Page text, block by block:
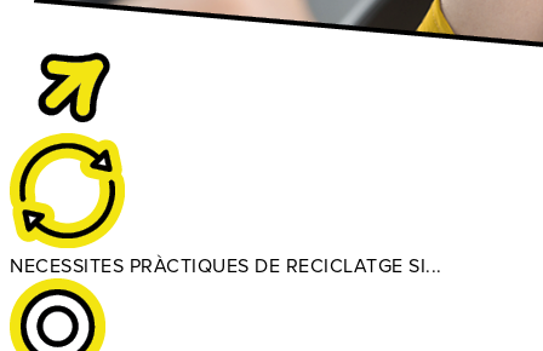
NECESSITES PRÀCTIQUES DE RECICLATGE SI...